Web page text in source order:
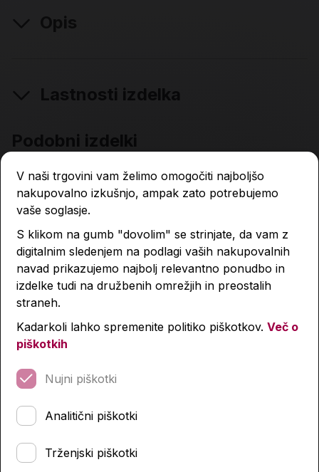
Opis
Lastnosti izdelka
Podobni izdelki
V naši trgovini vam želimo omogočiti najboljšo
nakupovalno izkušnjo, ampak zato potrebujemo
vaše soglasje.
S klikom na gumb "dovolim" se strinjate, da vam z
digitalnim sledenjem na podlagi vaših nakupovalnih
navad prikazujemo najbolj relevantno ponudbo in
izdelke tudi na družbenih omrežjih in preostalih
straneh.
Kadarkoli lahko spremenite politiko piškotkov. Več o
piškotkih
Nujni piškotki
Analitični piškotki
Trženjski piškotki